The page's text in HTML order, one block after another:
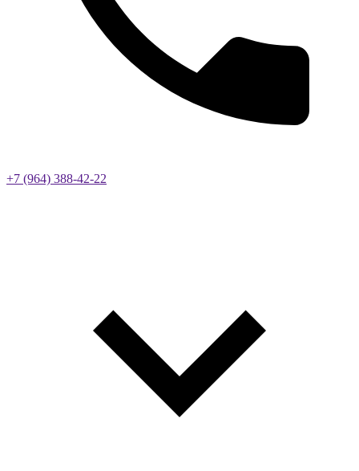
+7 (964) 388-42-22